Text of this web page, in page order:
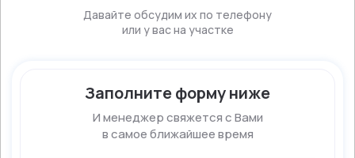
Давайте обсудим их по телефону
или у вас на участке
Заполните форму ниже
И менеджер свяжется с Вами
в самое ближайшее время